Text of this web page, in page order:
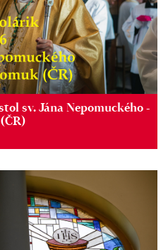
sv. Jána Nepomuckého -